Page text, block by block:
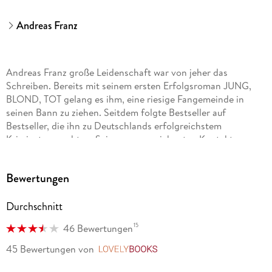
Andreas Franz
Andreas Franz große Leidenschaft war von jeher das
Schreiben. Bereits mit seinem ersten Erfolgsroman JUNG,
BLOND, TOT gelang es ihm, eine riesige Fangemeinde in
seinen Bann zu ziehen. Seitdem folgte Bestseller auf
Bestseller, die ihn zu Deutschlands erfolgreichstem
Krimiautor machten. Seinen ausgezeichneten Kontakten zu
März 2011.
Daniel Holbe, Jahrgang 1976, lebt mit seiner Familie im
oberhessischen Vogelsbergkreis. Insbesondere Krimis rund
um Frankfurt und Hessen faszinierten den lesebegeisterten
Bewertungen
Durchschnitt
46 Bewertungen15
45 Bewertungen von